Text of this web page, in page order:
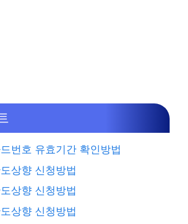
번호 유효기간 확인방법
상향 신청방법
상향 신청방법
상향 신청방법